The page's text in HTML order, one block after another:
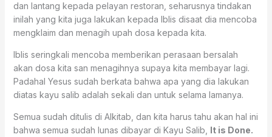
dan lantang kepada pelayan restoran, seharusnya tindakan
inilah yang kita juga lakukan kepada Iblis disaat dia mencoba
mengklaim dan menagih upah dosa kepada kita.
Iblis seringkali mencoba memberikan perasaan bersalah
akan dosa kita san menagihnya supaya kita membayar lagi.
Padahal Yesus sudah berkata bahwa apa yang dia lakukan
diatas kayu salib adalah sekali dan untuk selama lamanya.
Semua sudah ditulis di Alkitab, dan kita harus tahu akan hal ini
bahwa semua sudah lunas dibayar di Kayu Salib, It is Done.